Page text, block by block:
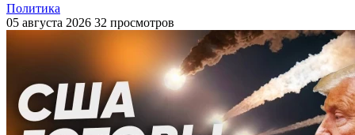
Политика
05 августа 2026 32 просмотров